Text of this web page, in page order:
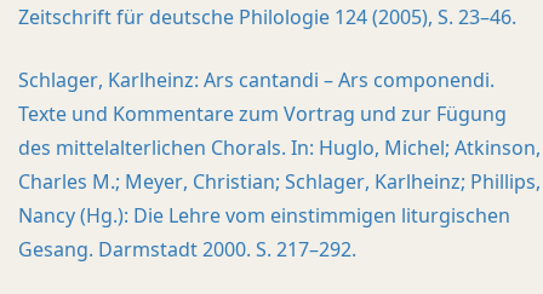
Zeitschrift für deutsche Philologie 124 (2005), S. 23–46.
Schlager, Karlheinz: Ars cantandi – Ars componendi.
Texte und Kommentare zum Vortrag und zur Fügung
des mittelalterlichen Chorals. In: Huglo, Michel; Atkinson,
Charles M.; Meyer, Christian; Schlager, Karlheinz; Phillips,
Nancy (Hg.): Die Lehre vom einstimmigen liturgischen
Gesang. Darmstadt 2000. S. 217–292.